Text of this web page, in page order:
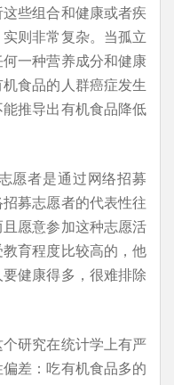
些组合和健康或者疾
则非常复杂。当孤立
一种营养成分和健康
食品的人群癌症发生
推导出有机食品降低
愿者是通过网络招募
募志愿者的代表性往
愿意参加这种志愿活
育程度比较高的，他
健康得多，很难排除
研究在统计学上有严
差：吃有机食品多的